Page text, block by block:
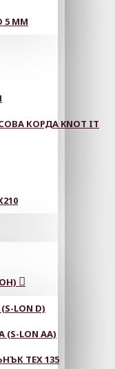
5 ММ
КОРДА KNOT IT
LON D)
LON AA)
TEX 135